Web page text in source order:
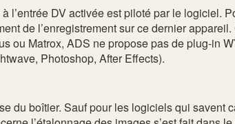
l’entrée DV activée est piloté par le logiciel.
de l’enregistrement sur ce dernier appareil.
ou Matrox, ADS ne propose pas de plug-in
Photoshop, After Effects).
du boîtier. Sauf pour les logiciels qui savent